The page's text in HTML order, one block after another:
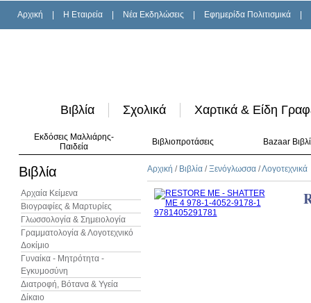
Αρχική H Εταιρεία Νέα Εκδηλώσεις Εφημερίδα Πολιτισμικά
Βιβλία Σχολικά Χαρτικά & Είδη
Εκδόσεις Μαλλιάρης-
Παιδεία
Βιβλιοπροτάσεις Bazaar
Βιβλία
Αρχαία Κείμενα
Βιογραφίες & Μαρτυρίες
Γλωσσολογία & Σημειολογία
Γραμματολογία & Λογοτεχνικό
Δοκίμιο
Γυναίκα - Μητρότητα -
Εγκυμοσύνη
Διατροφή, Βότανα & Υγεία
Δίκαιο
Αρχική / Βιβλία /Ξενόγλωσσα /Λογοτεχνικά